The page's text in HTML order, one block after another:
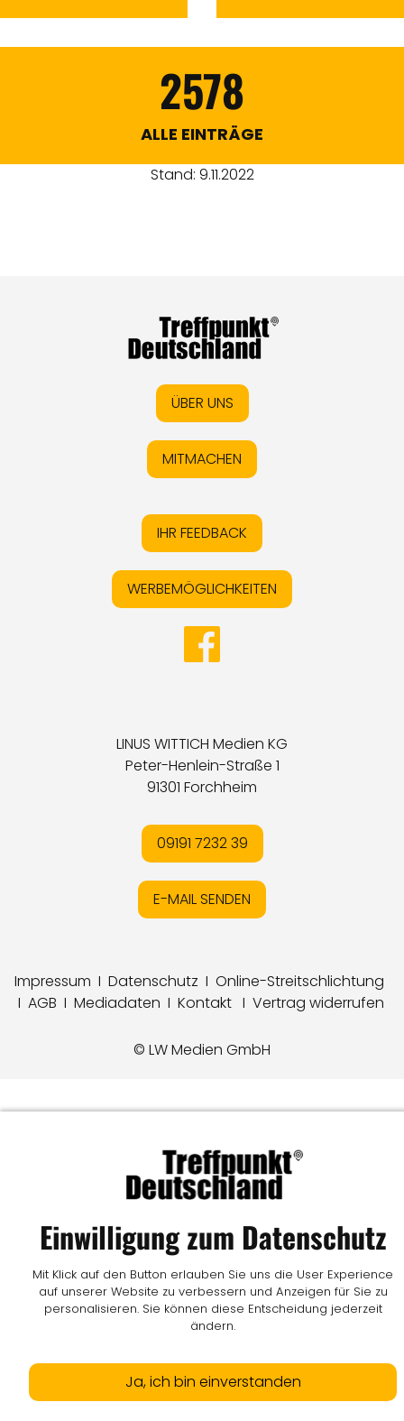
2578
ALLE EINTRÄGE
Stand: 9.11.2022
ÜBER UNS
MITMACHEN
IHR FEEDBACK
WERBEMÖGLICHKEITEN
LINUS WITTICH Medien KG
Peter-Henlein-Straße 1
91301 Forchheim
09191 7232 39
E-MAIL SENDEN
Impressum I Datenschutz I Online-Streitschlichtung
I AGB I Mediadaten I Kontakt I Vertrag widerrufen
© LW Medien GmbH
Einwilligung zum Datenschutz
Mit Klick auf den Button erlauben Sie uns die User Experience
auf unserer Website zu verbessern und Anzeigen für Sie zu
personalisieren. Sie können diese Entscheidung jederzeit
ändern.
Ja, ich bin einverstanden